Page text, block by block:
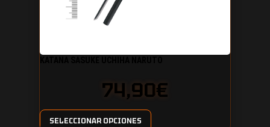
74,90€
SELECCIONAR OPCIONES